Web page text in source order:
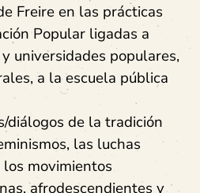
Freire en las prácticas
Popular ligadas a
universidades populares,
a la escuela pública
diálogos de la tradición
las luchas
movimientos
afrodescendientes y